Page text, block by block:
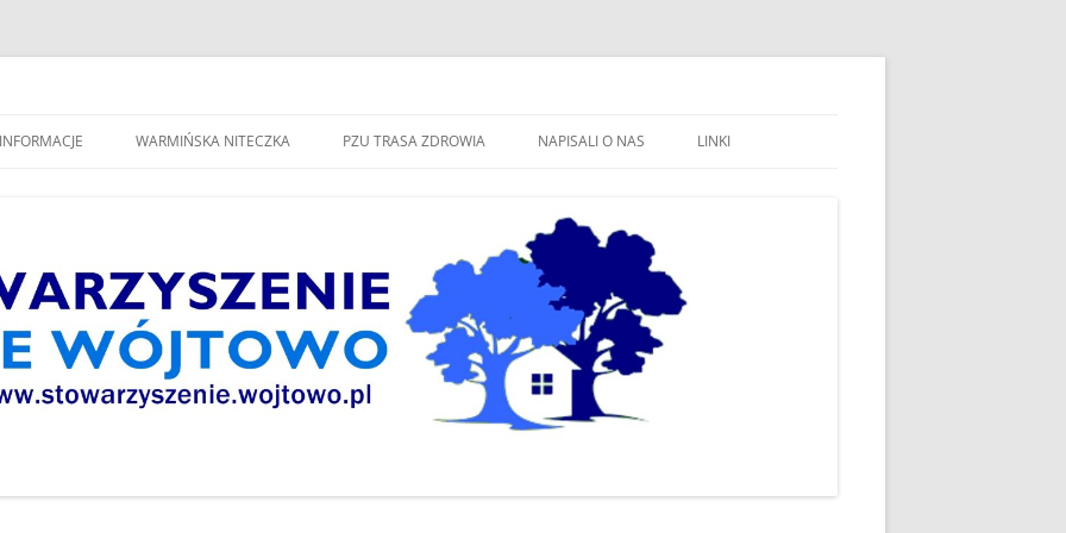
INFORMACJE WARMIŃSKA NITECZKA PZU TRASA ZDROWIA NAPISALI O NAS LINKI